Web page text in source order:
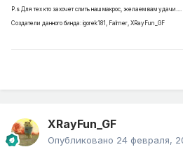
P.s Для тех кто захочет слить наш макрос, желаем вам удачи....
Создатели данного бинда: igorek181, Falmer, XRayFun_GF
XRayFun_GF
Опубликовано 24 февраля,